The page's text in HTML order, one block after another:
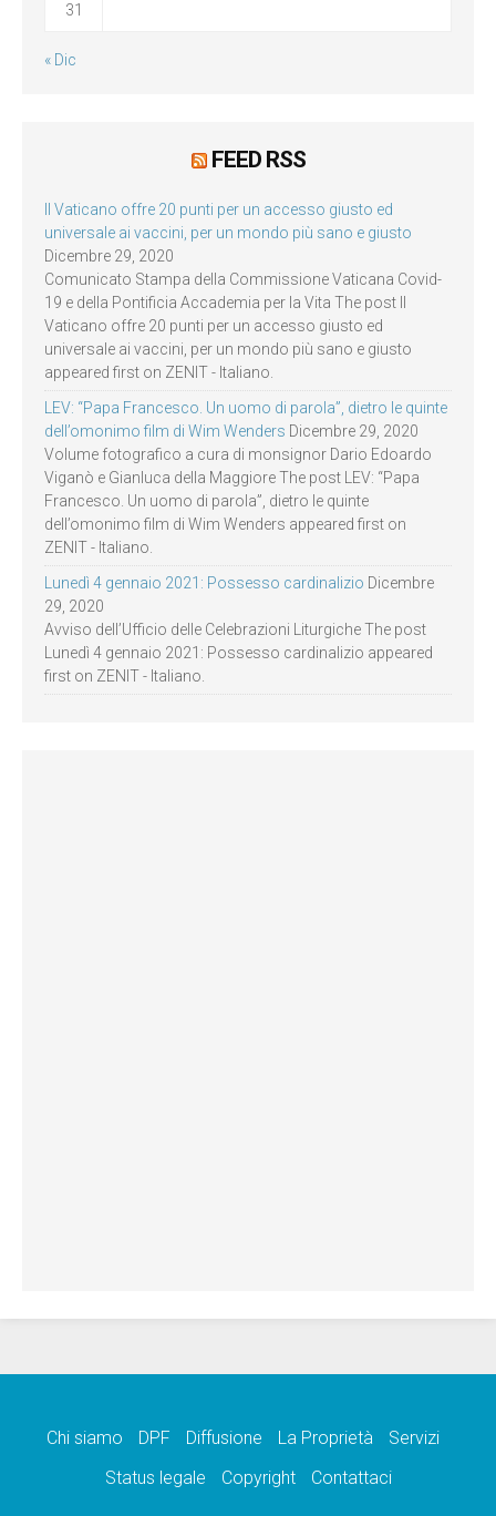
31
« Dic
FEED RSS
Il Vaticano offre 20 punti per un accesso giusto ed
universale ai vaccini, per un mondo più sano e giusto
Dicembre 29, 2020
Comunicato Stampa della Commissione Vaticana Covid-
19 e della Pontificia Accademia per la Vita The post Il
Vaticano offre 20 punti per un accesso giusto ed
universale ai vaccini, per un mondo più sano e giusto
appeared first on ZENIT - Italiano.
LEV: “Papa Francesco. Un uomo di parola”, dietro le quinte
dell’omonimo film di Wim Wenders Dicembre 29, 2020
Volume fotografico a cura di monsignor Dario Edoardo
Viganò e Gianluca della Maggiore The post LEV: “Papa
Francesco. Un uomo di parola”, dietro le quinte
dell’omonimo film di Wim Wenders appeared first on
ZENIT - Italiano.
Lunedì 4 gennaio 2021: Possesso cardinalizio Dicembre
29, 2020
Avviso dell’Ufficio delle Celebrazioni Liturgiche The post
Lunedì 4 gennaio 2021: Possesso cardinalizio appeared
first on ZENIT - Italiano.
Chi siamo DPF Diffusione La Proprietà
Servizi
Status legale
Copyright Contattaci